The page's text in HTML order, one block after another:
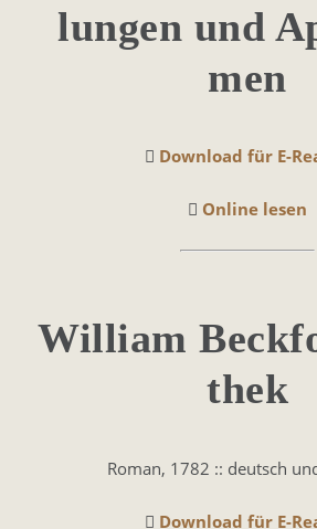
lun­gen und
men
Download für E-
Online lesen
Wil­liam
thek
Roman, 1782 :: deutsch
Download für E-